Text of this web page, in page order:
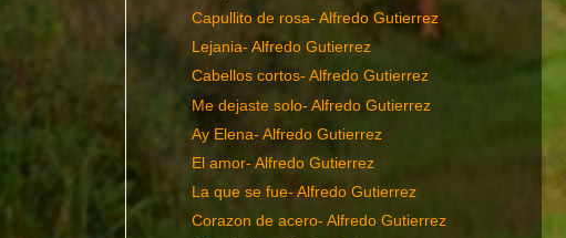
Capullito de rosa- Alfredo Gutierrez
Lejania- Alfredo Gutierrez
Cabellos cortos- Alfredo Gutierrez
Me dejaste solo- Alfredo Gutierrez
Ay Elena- Alfredo Gutierrez
El amor- Alfredo Gutierrez
La que se fue- Alfredo Gutierrez
Corazon de acero- Alfredo Gutierrez